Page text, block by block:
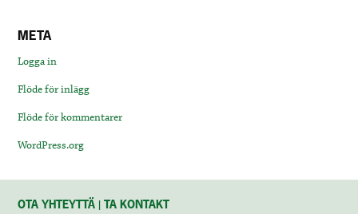
META
Logga in
Flöde för inlägg
Flöde för kommentarer
WordPress.org
OTA YHTEYTTÄ | TA KONTAKT